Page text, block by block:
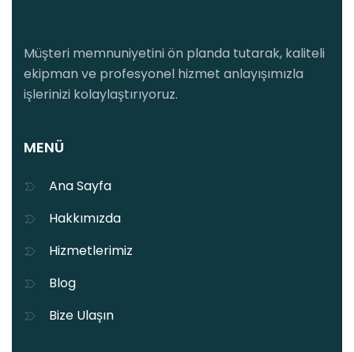
Müşteri memnuniyetini ön planda tutarak, kaliteli
ekipman ve profesyonel hizmet anlayışımızla
işlerinizi kolaylaştırıyoruz.
MENÜ
Ana Sayfa
Hakkımızda
Hizmetlerimiz
Blog
Bize Ulaşın